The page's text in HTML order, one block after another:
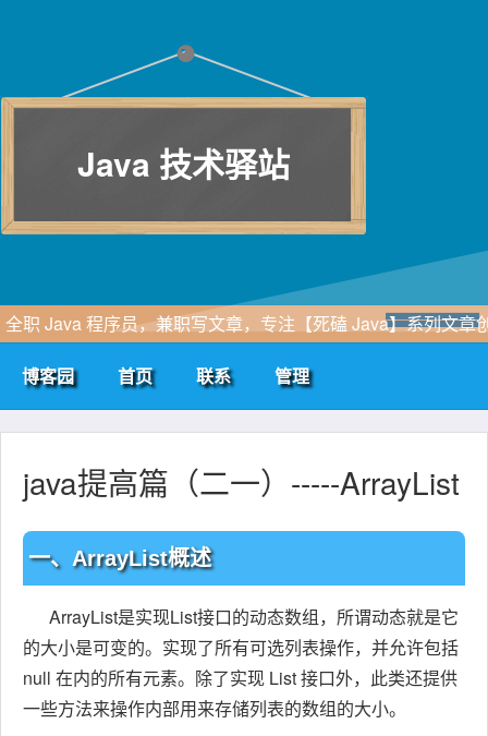
Java 技术驿站
全职 Java 程序员，兼职写文章，专注【死磕 Java】系列文章
博客园
首页 联系 管理
java提高篇（二一）-----ArrayList
一、ArrayList概述
ArrayList是实现List接口的动态数组，所谓动态就是它
的大小是可变的。实现了所有可选列表操作，并允许包括
null 在内的所有元素。除了实现 List 接口外，此类还提供
一些方法来操作内部用来存储列表的数组的大小。